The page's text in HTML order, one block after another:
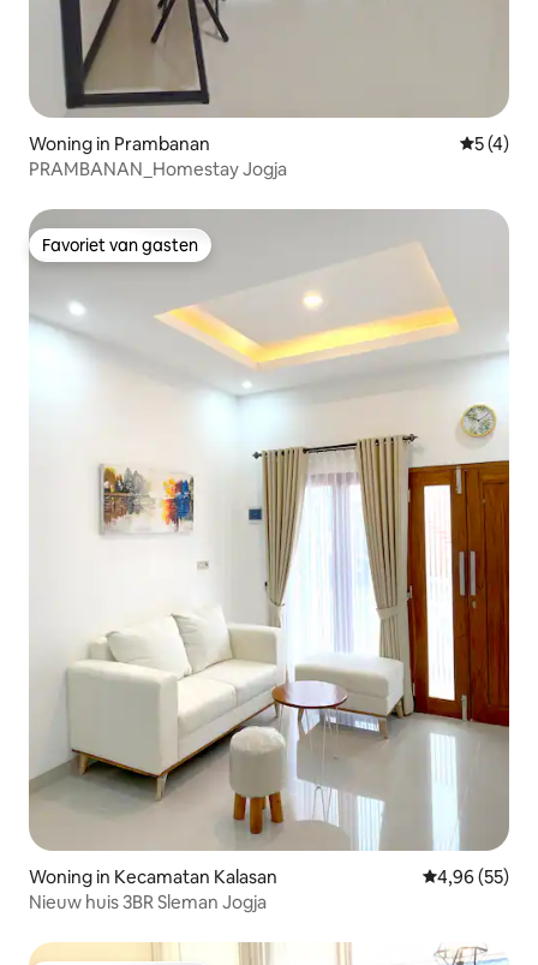
Woning in Prambanan
5 (4)
PRAMBANAN_Homestay Jogja
Favoriet van gasten
Favoriet van gasten
Woning in Kecamatan Kalasan Gemiddelde
4,96 (55)
Nieuw huis 3BR Sleman Jogja